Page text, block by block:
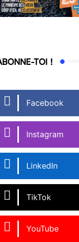
TOI !
Facebook
Instagram
LinkedIn
TikTok
YouTube